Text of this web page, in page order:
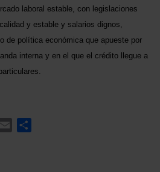
laboral estable, con legislaciones
y estable y salarios dignos,
de política económica que apueste por
interna y en el que el crédito llegue a
Telegram
Email